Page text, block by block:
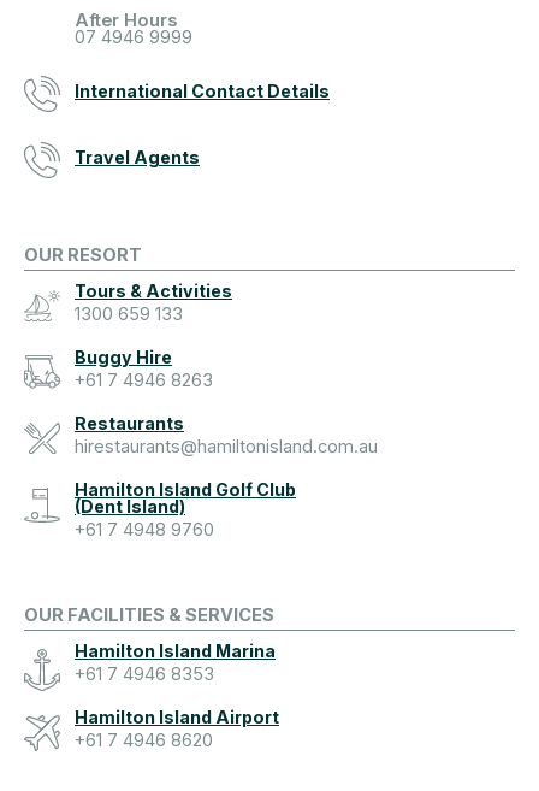
After Hours
07 4946 9999
International Contact Details
Travel Agents
OUR RESORT
Tours & Activities
1300 659 133
Buggy Hire
+61 7 4946 8263
Restaurants
hirestaurants@hamiltonisland.com.au
Hamilton Island Golf Club
(Dent Island)
+61 7 4948 9760
OUR FACILITIES & SERVICES
Hamilton Island Marina
+61 7 4946 8353
Hamilton Island Airport
+61 7 4946 8620